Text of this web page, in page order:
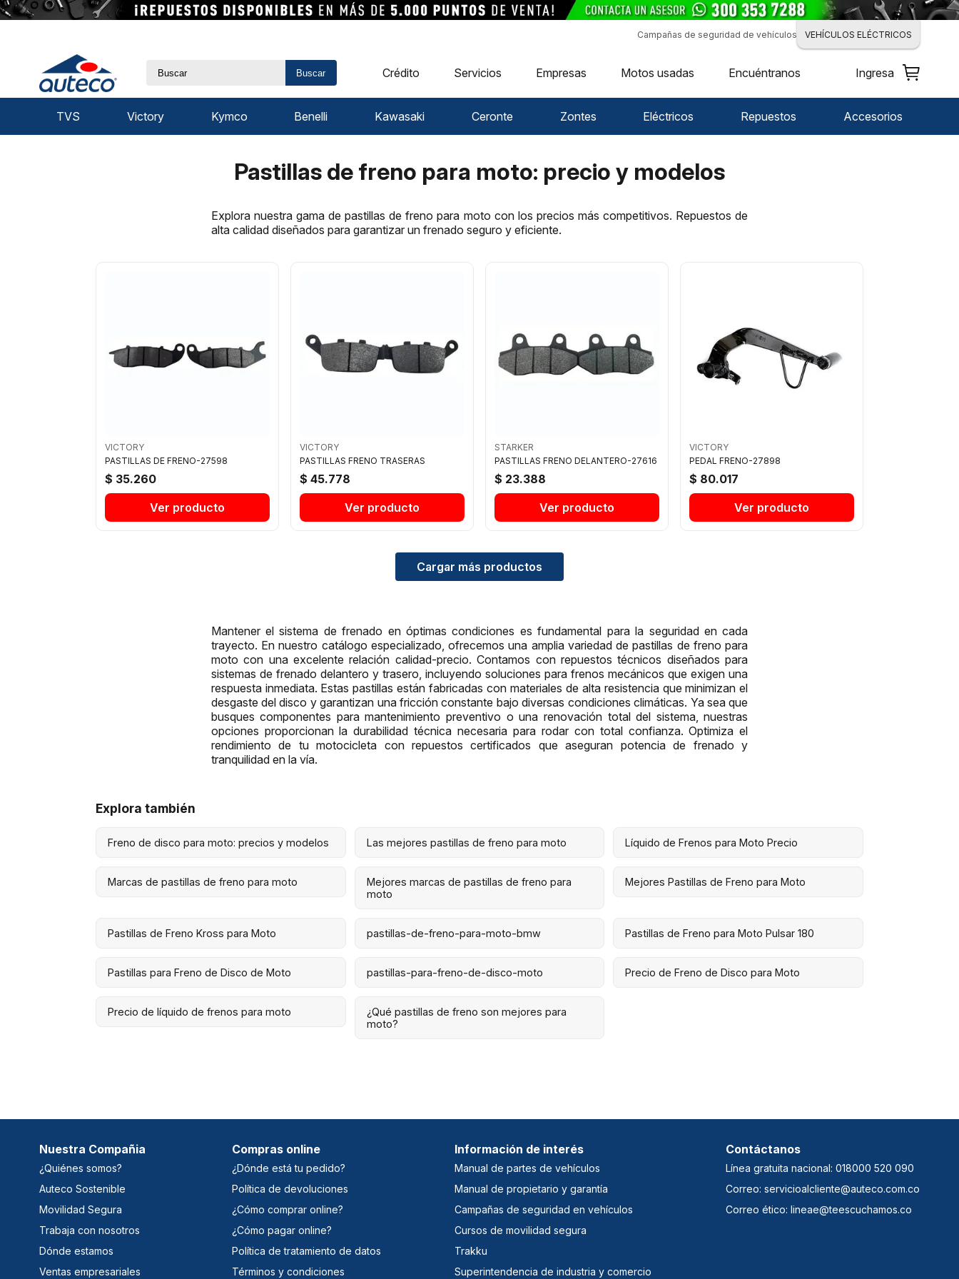
Campañas de seguridad de vehículos VEHÍCULOS ELÉCTRICOS
Buscar Crédito Servicios Empresas Motos usadas Encuéntranos Ingresa
TVS Victory Kymco Benelli Kawasaki Ceronte Zontes Eléctricos Repuestos Accesorios
Pastillas de freno para moto: precio y modelos
Explora nuestra gama de pastillas de freno para moto con los precios más competitivos. Repuestos de
alta calidad diseñados para garantizar un frenado seguro y eficiente.
VICTORY
PASTILLAS DE FRENO-27598
$ 35.260
Ver producto
VICTORY
PASTILLAS FRENO TRASERAS
$ 45.778
Ver producto
STARKER
PASTILLAS FRENO DELANTERO-27616
$ 23.388
Ver producto
VICTORY
PEDAL FRENO-27898
$ 80.017
Ver producto
Cargar más productos
Mantener el sistema de frenado en óptimas condiciones es fundamental para la seguridad en cada
trayecto. En nuestro catálogo especializado, ofrecemos una amplia variedad de pastillas de freno para
moto con una excelente relación calidad-precio. Contamos con repuestos técnicos diseñados para
sistemas de frenado delantero y trasero, incluyendo soluciones para frenos mecánicos que exigen una
respuesta inmediata. Estas pastillas están fabricadas con materiales de alta resistencia que minimizan el
desgaste del disco y garantizan una fricción constante bajo diversas condiciones climáticas. Ya sea que
busques componentes para mantenimiento preventivo o una renovación total del sistema, nuestras
opciones proporcionan la durabilidad técnica necesaria para rodar con total confianza. Optimiza el
rendimiento de tu motocicleta con repuestos certificados que aseguran potencia de frenado y
tranquilidad en la vía.
Explora también
Freno de disco para moto: precios y modelos Las mejores pastillas de freno para moto Líquido de Frenos para Moto Precio
Marcas de pastillas de freno para moto
Mejores marcas de pastillas de freno para
moto
Mejores Pastillas de Freno para Moto
Pastillas de Freno Kross para Moto pastillas-de-freno-para-moto-bmw Pastillas de Freno para Moto Pulsar 180
Pastillas para Freno de Disco de Moto pastillas-para-freno-de-disco-moto Precio de Freno de Disco para Moto
Precio de líquido de frenos para moto
¿Qué pastillas de freno son mejores para
moto?
Nuestra Compañia
¿Quiénes somos?
Auteco Sostenible
Movilidad Segura
Trabaja con nosotros
Dónde estamos
Ventas empresariales
Compras online
¿Dónde está tu pedido?
Política de devoluciones
¿Cómo comprar online?
¿Cómo pagar online?
Política de tratamiento de datos
Términos y condiciones
Información de interés
Manual de partes de vehículos
Manual de propietario y garantía
Campañas de seguridad en vehículos
Cursos de movilidad segura
Trakku
Superintendencia de industria y comercio
Contáctanos
Línea gratuita nacional: 018000 520 090
Correo: servicioalcliente@auteco.com.co
Correo ético: lineae@teescuchamos.co